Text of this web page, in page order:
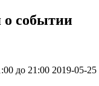
событии
до 21:00 2019-05-25